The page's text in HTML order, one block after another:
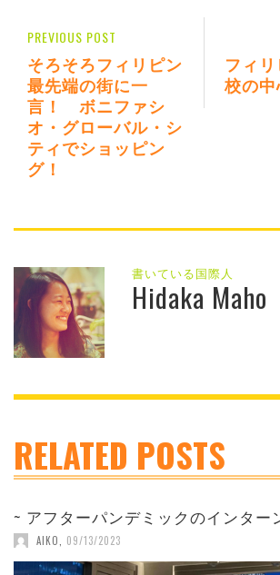
フィ
校の
PREVIOUS POST
そろそろフィリピン
最先端の街に一
言！ ボニファシ
オ・グローバル・シ
ティでショッピン
グ！
書いている国際人
Hidaka Maho
RELATED POSTS
~ アフターパンデミックのインター
AIKO, 09/13/2023